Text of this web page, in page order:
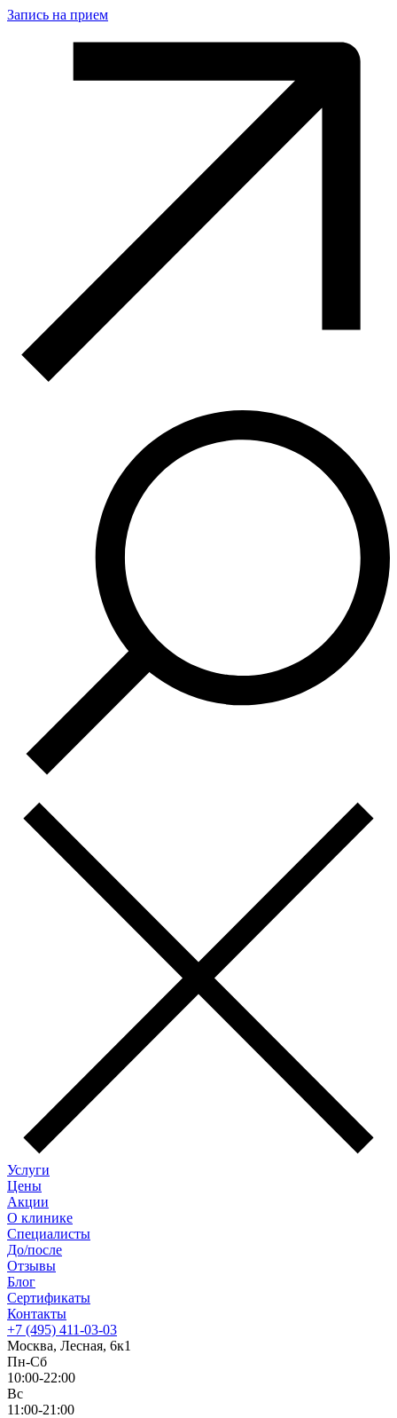
Запись на прием
Услуги
Цены
Акции
О клинике
Специалисты
До/после
Отзывы
Блог
Сертификаты
Контакты
+7 (495) 411-03-03
Москва, Лесная, 6к1
Пн-Сб
10:00-22:00
Вс
11:00-21:00